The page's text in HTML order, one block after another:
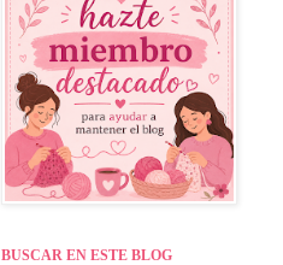
BUSCAR EN ESTE BLOG